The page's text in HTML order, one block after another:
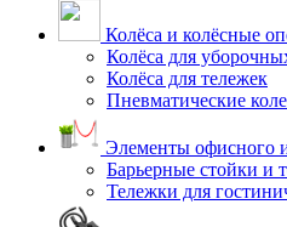
Колёса и колёсные
Колёса для
Колёса для тележек
Пневматические
Элементы офисного
Барьерные стойки и
Тележки для